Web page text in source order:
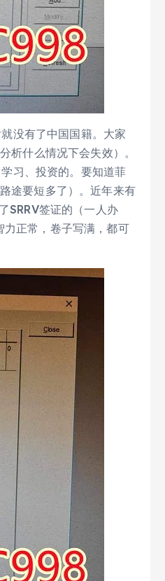
没有了中国国籍。大家
析什么情况下会失效）。
习、投资的。要知道菲
途要短多了）。近年来有
SRRV签证的（一人办
正常，卷子写满，都可